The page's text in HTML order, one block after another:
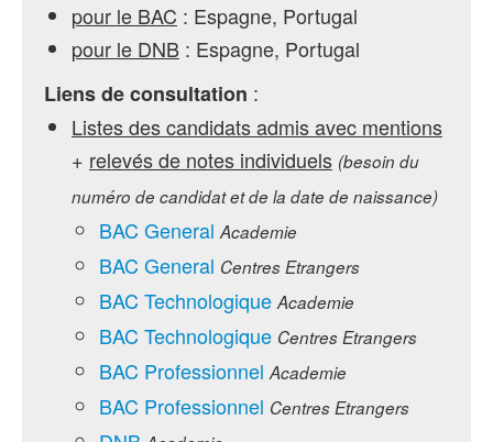
pour le BAC : Espagne, Portugal
pour le DNB : Espagne, Portugal
Liens de consultation :
Listes des candidats admis avec mentions
+ relevés de notes individuels (besoin du
numéro de candidat et de la date de naissance)
BAC General Academie
BAC General Centres Etrangers
BAC Technologique Academie
BAC Technologique Centres Etrangers
BAC Professionnel Academie
BAC Professionnel Centres Etrangers